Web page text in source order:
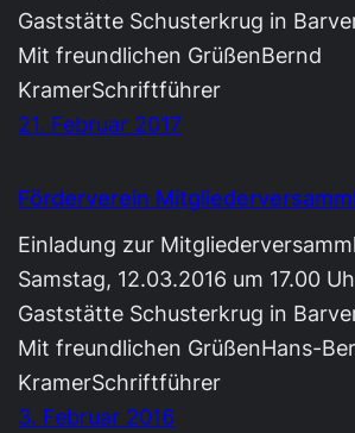
Gaststätte Schusterkrug in
Mit freundlichen GrüßenBernd
KramerSchriftführer
21. Februar 2017
Förderverein
Einladung zur
Samstag, 12.03.2016 um 17.00
Gaststätte Schusterkrug in
Mit freundlichen GrüßenHans-
KramerSchriftführer
3. Februar 2016